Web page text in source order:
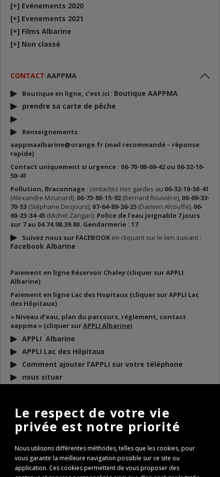
[+] Evénements 2020
[+] Evenements 2021
[+] Films Albarine
[+] Non classé
CONTACT AAPPMA
Boutique en ligne, c’est ici : Boutique AAPPMA
prendre sa carte de pêche
Renseignements :
aappmaalbarine@orange.fr (mail recommandé – réponse
rapide)
Contact uniquement si urgence : 06-70-98-69-42 ou 06-32-10-
50-41
Pollution, Braconnage : contactez nos gardes au 06-32-10-50-41
(Alexandre Mounard), 06-73-80-15-92(Bernard Rouvière), 06-69-33-
70-53 (Stéphane Desjours), 07-64-89-26-25 (Damien Alcouffe), 06-
60-23-34-45 (Michel Zangari). Police de l’eau joignable 7 jours
sur 7 au 04.74.98.39.80. Gendarmerie : 17
Suivez nous sur FACEBOOK en cliquant sur le lien suivant :
Facebook Albarine
Paiement en ligne Réservoir Chaley (cliquer sur APPLI
Albarine)
Paiement en ligne Lac des Hopitaux (cliquer sur APPLI Lac
des Hôpitaux)
« Niveau d’eau, plan du parcours, réglement, contact
aappma » (cliquer surAPPLI Albarine)
APPLI Albarine
APPLI Lac des Hôpitaux
Comment ajouter l’APPLI sur votre téléphone
nous situer
DOCUMENTS À TÉLÉCHARGER
BULLETIN D’INFO 2026
ARP 2026
Conseils de remise à l’eau des poissons
Le respect de votre vie
privée est notre priorité
Nous utilisons différentes méthodes, telles que les cookies, pour
vous garantir la meilleure navigation possible sur ce site ou
application. Ces cookies permettent de vous proposer des